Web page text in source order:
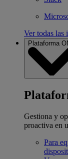
Ver todas las
Plataforma
Gestiona y
proactiva en
Para